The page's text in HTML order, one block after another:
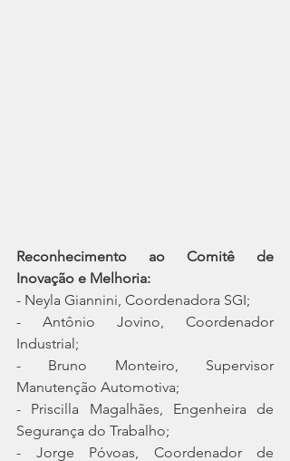
Reconhecimento ao Comitê de
Inovação e Melhoria:
- Neyla Giannini, Coordenadora SGI;
- Antônio Jovino, Coordenador
Industrial;
- Bruno Monteiro, Supervisor
Manutenção Automotiva;
- Priscilla Magalhães, Engenheira de
Segurança do Trabalho;
- Jorge Póvoas, Coordenador de